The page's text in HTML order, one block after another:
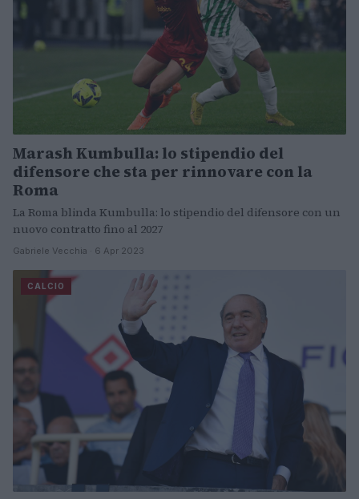
Marash Kumbulla: lo stipendio del
difensore che sta per rinnovare con la
Roma
La Roma blinda Kumbulla: lo stipendio del difensore con un
nuovo contratto fino al 2027
Gabriele Vecchia · 6 Apr 2023
CALCIO